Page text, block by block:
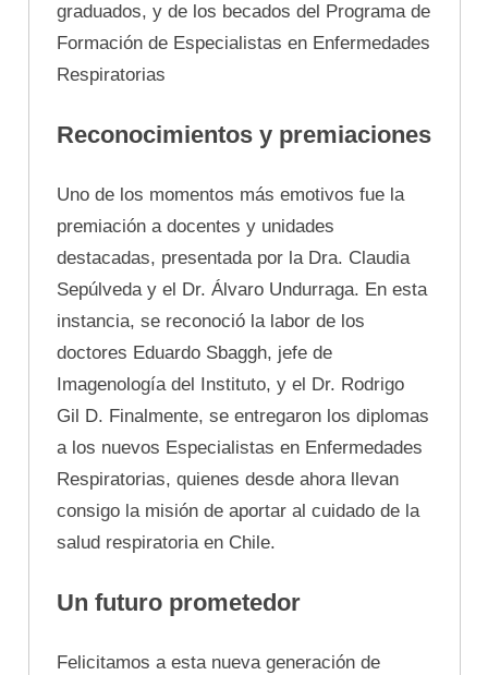
graduados, y de los becados del Programa de
Formación de Especialistas en Enfermedades
Respiratorias
Reconocimientos y premiaciones
Uno de los momentos más emotivos fue la
premiación a docentes y unidades
destacadas, presentada por la Dra. Claudia
Sepúlveda y el Dr. Álvaro Undurraga. En esta
instancia, se reconoció la labor de los
doctores Eduardo Sbaggh, jefe de
Imagenología del Instituto, y el Dr. Rodrigo
Gil D. Finalmente, se entregaron los diplomas
a los nuevos Especialistas en Enfermedades
Respiratorias, quienes desde ahora llevan
consigo la misión de aportar al cuidado de la
salud respiratoria en Chile.
Un futuro prometedor
Felicitamos a esta nueva generación de